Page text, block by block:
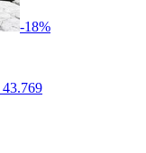
-18%
43.769